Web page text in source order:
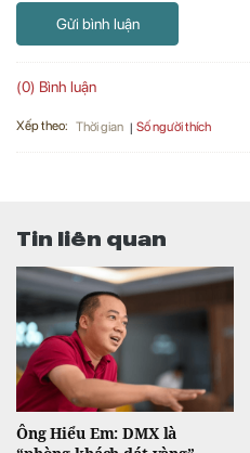
Gửi bình luận
(0) Bình luận
Xếp theo: Thời gian Số người thích
Tin liên quan
Ông Hiểu Em: DMX là